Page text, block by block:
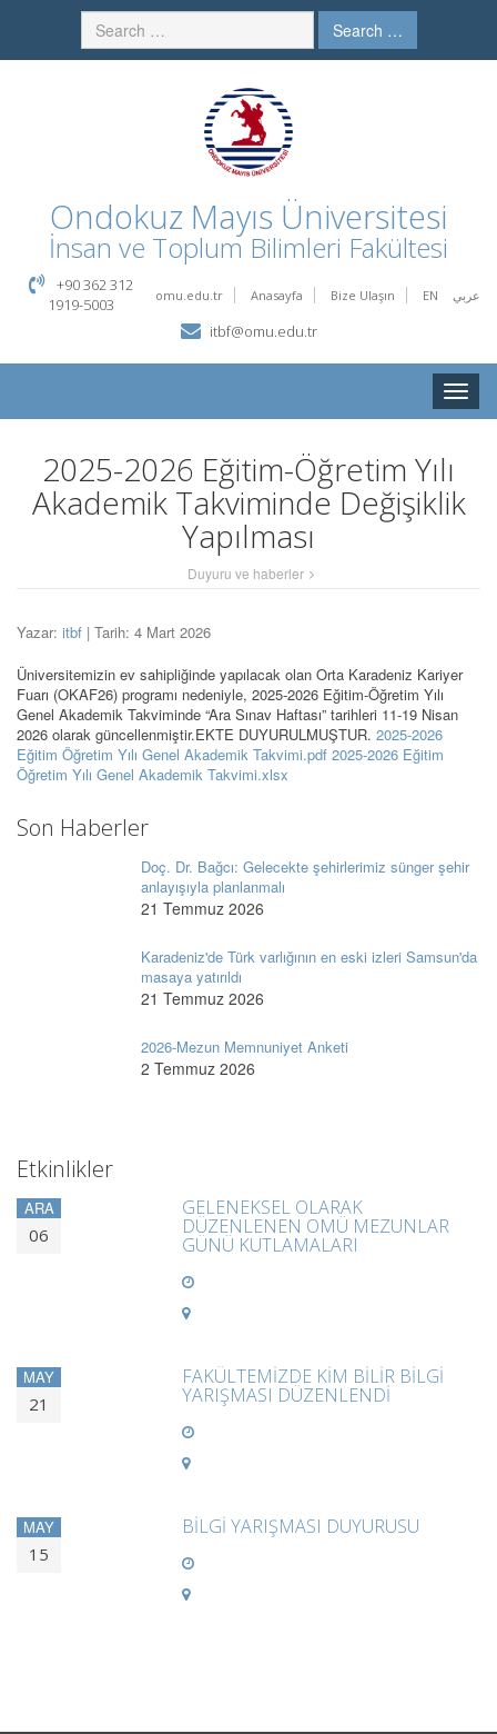
Search …
Ondokuz Mayıs Üniversitesi
İnsan ve Toplum Bilimleri Fakültesi
omu.edu.tr Anasayfa Bize Ulaşın EN عربي
+90 362 312
1919-5003
itbf@omu.edu.tr
Toggle
2025-2026 Eğitim-Öğretim Yılı
Akademik Takviminde Değişiklik
Yapılması
Duyuru ve haberler
Yazar: itbf | Tarih: 4 Mart 2026
Üniversitemizin ev sahipliğinde yapılacak olan Orta Karadeniz Kariyer
Fuarı (OKAF26) programı nedeniyle, 2025-2026 Eğitim-Öğretim Yılı
Genel Akademik Takviminde “Ara Sınav Haftası” tarihleri 11-19 Nisan
2026 olarak güncellenmiştir.EKTE DUYURULMUŞTUR. 2025-2026
Eğitim Öğretim Yılı Genel Akademik Takvimi.pdf 2025-2026 Eğitim
Öğretim Yılı Genel Akademik Takvimi.xlsx
Son Haberler
Doç. Dr. Bağcı: Gelecekte şehirlerimiz sünger şehir
anlayışıyla planlanmalı
21 Temmuz 2026
Karadeniz'de Türk varlığının en eski izleri Samsun'da
masaya yatırıldı
21 Temmuz 2026
2026-Mezun Memnuniyet Anketi
2 Temmuz 2026
Etkinlikler
ARA
06
GELENEKSEL OLARAK
DÜZENLENEN OMÜ MEZUNLAR
GÜNÜ KUTLAMALARI
MAY
21
FAKÜLTEMİZDE KİM BİLİR BİLGİ
YARIŞMASI DÜZENLENDİ
MAY
15
BİLGİ YARIŞMASI DUYURUSU